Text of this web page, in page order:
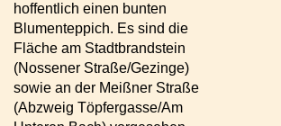
hoffentlich einen bunten
Blumenteppich. Es sind die
Fläche am Stadtbrandstein
(Nossener Straße/Gezinge)
sowie an der Meißner Straße
(Abzweig Töpfergasse/Am